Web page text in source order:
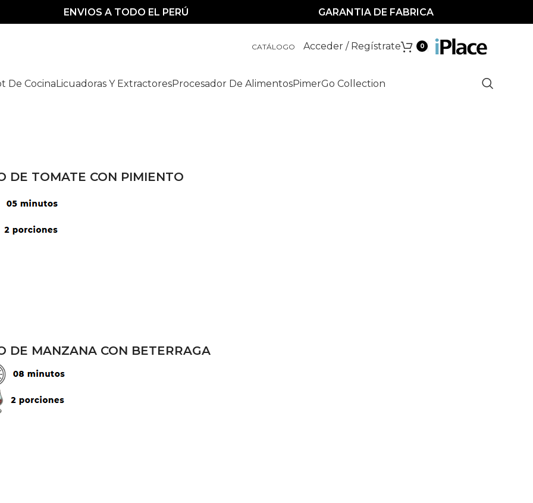
ENVIOS A TODO EL PERÚ GARANTIA DE FABRICA
CATÁLOGO Acceder / Regístrate 0
De CocinaLicuadoras Y ExtractoresProcesador De AlimentosPimerGo Collection
DE TOMATE CON PIMIENTO
DE MANZANA CON BETERRAGA